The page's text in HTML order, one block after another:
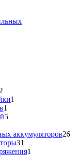
товара
1
1
товар
55
аккумуляторов2626
31
товар
1